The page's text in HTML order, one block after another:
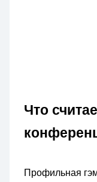
Что
Профильная